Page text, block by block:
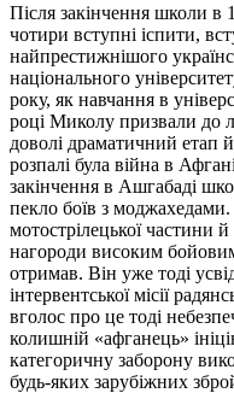
Після закінчення школи
чотири вступні іспити,
найпрестижнішого
національного
року, як навчання в
році Миколу призвали до
доволі драматичний етап
розпалі була війна в
закінчення в Ашгабаді
пекло боїв з
мотострілецької частини
нагороди високим
отримав. Він уже тоді
інтервентської місії
вголос про це тоді
колишній «афганець»
категоричну заборону
будь-яких зарубіжних